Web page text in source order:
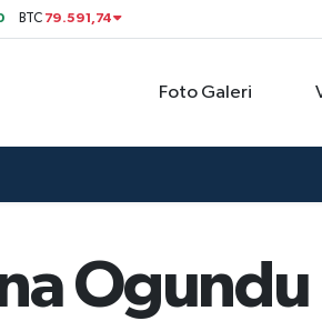
BTC 79.591,74
Foto Galeri
Ogundu